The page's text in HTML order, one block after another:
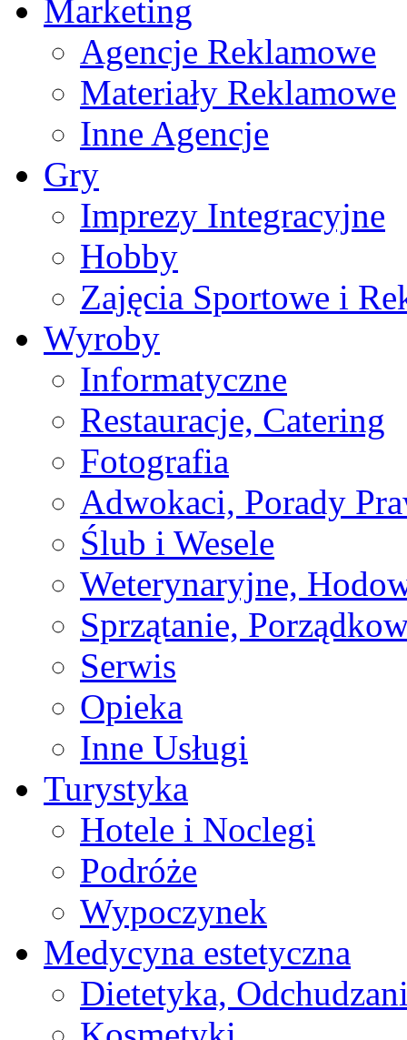
Marketing
Agencje Reklamowe
Materiały Reklamowe
Inne Agencje
Gry
Imprezy Integracyjne
Hobby
Zajęcia Sportowe i
Wyroby
Informatyczne
Restauracje, Catering
Fotografia
Adwokaci, Porady
Ślub i Wesele
Weterynaryjne,
Sprzątanie,
Serwis
Opieka
Inne Usługi
Turystyka
Hotele i Noclegi
Podróże
Wypoczynek
Medycyna estetyczna
Dietetyka,